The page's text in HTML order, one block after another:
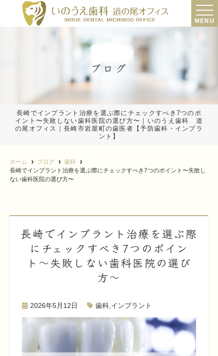
MENU
ブログ
長崎でインプラント治療を選ぶ際にチェックすべき7つのポ
イント〜失敗しない歯科医院の選び方〜｜いのうえ歯科 道
の尾オフィス｜長崎市岩屋町の歯医者【予防歯科・インプラ
ント】
ホーム ブログ
歯科
長崎でインプラント治療を選ぶ際にチェックすべき7つのポイント〜失敗し
ない歯科医院の選び方〜
長崎でインプラント治療を選ぶ際
にチェックすべき7つのポイン
ト〜失敗しない歯科医院の選び
方〜
2026年5月12日 歯科 インプラント